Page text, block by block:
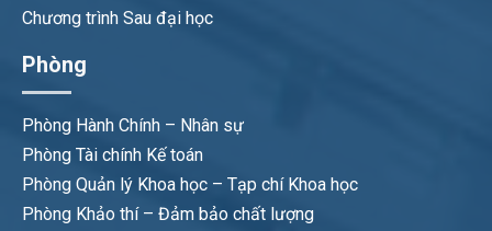
Chương trình Sau đại học
Phòng
Phòng Hành Chính – Nhân sự
Phòng Tài chính Kế toán
Phòng Quản lý Khoa học – Tạp chí Khoa học
Phòng Khảo thí – Đảm bảo chất lượng